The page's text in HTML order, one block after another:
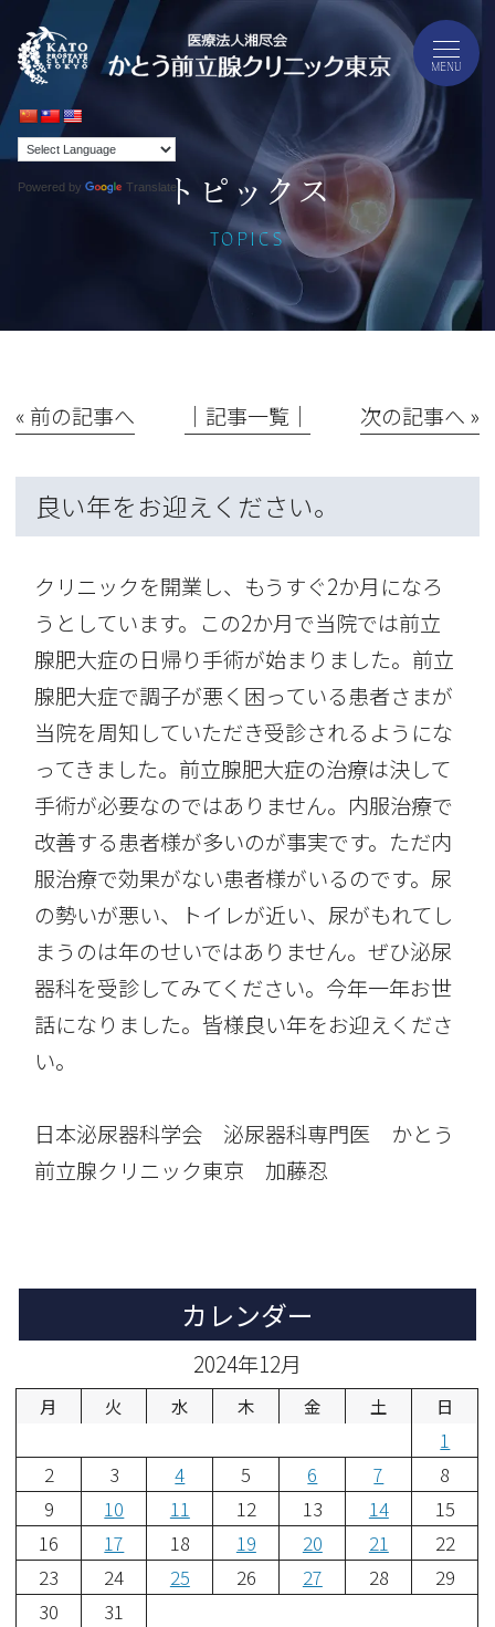
Powered by Translateトピックス
TOPICS
« 前の記事へ │記事一覧│ 次の記事へ »
良い年をお迎えください。
クリニックを開業し、もうすぐ2か月になろ
うとしています。この2か月で当院では前立
腺肥大症の日帰り手術が始まりました。前立
腺肥大症で調子が悪く困っている患者さまが
当院を周知していただき受診されるようにな
ってきました。前立腺肥大症の治療は決して
手術が必要なのではありません。内服治療で
改善する患者様が多いのが事実です。ただ内
服治療で効果がない患者様がいるのです。尿
の勢いが悪い、トイレが近い、尿がもれてし
まうのは年のせいではありません。ぜひ泌尿
器科を受診してみてください。今年一年お世
話になりました。皆様良い年をお迎えくださ
い。
日本泌尿器科学会 泌尿器科専門医 かとう
前立腺クリニック東京 加藤忍
カレンダー
2024年12月
月 火 水 木 金 土 日
1
2
3 4 5 6 7
8
9
10 11 12 13 14
15
16
17 18 19 20 21
22
23
24 25 26 27 28
29
30
31